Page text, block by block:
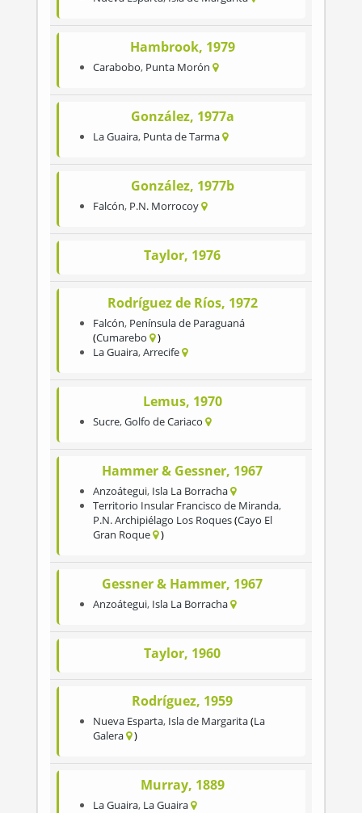
Hambrook, 1979
Carabobo, Punta Morón
González, 1977a
La Guaira, Punta de Tarma
González, 1977b
Falcón, P.N. Morrocoy
Taylor, 1976
Rodríguez de Ríos, 1972
Falcón, Península de Paraguaná
Cumarebo
La Guaira,Arrecife
Lemus, 1970
Sucre,Golfo de Cariaco
Hammer & Gessner, 1967
Anzoátegui, Isla La Borracha
Territorio Insular Francisco de Miranda,
P.N. Archipiélago Los Roques Cayo El
Gran Roque
Gessner & Hammer, 1967
Anzoátegui, Isla La Borracha
Taylor, 1960
Rodríguez, 1959
Nueva Esparta, Isla de Margarita La
Galera
Murray, 1889
La Guaira, La Guaira